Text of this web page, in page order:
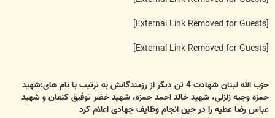
حزب الله لبنان شهادت 4 تن دیگر از رزمندگانش به ترتیب با نام های:شهید
حمزه وجیه زلزلی، شهید خالد احمد حمزه، شهید خضر توفيق كنعان و شهید
عباس رضا عطيه را در حین انجام وظایف جهادی اعلام کرد